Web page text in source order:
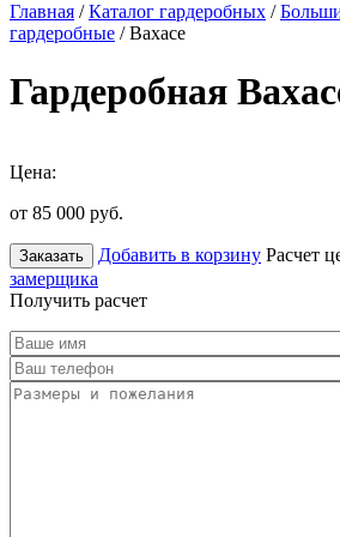
Главная /Каталог гардеробных /
гардеробные / Вахасе
Гардеробная
Цена:
от 85 000 руб.
Заказать Добавить в корзину Расчет
замерщика
Получить расчет